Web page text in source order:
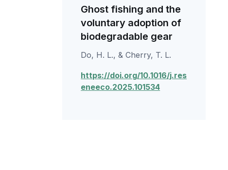
Ghost fishing and the
voluntary adoption of
biodegradable gear
Do, H. L., & Cherry, T. L.
https://doi.org/10.1016/j.res
eneeco.2025.101534